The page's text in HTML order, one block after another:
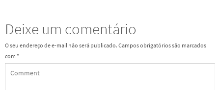
Deixe um comentário
O seu endereço de e-mail não será publicado. Campos obrigatórios são marcados
com *